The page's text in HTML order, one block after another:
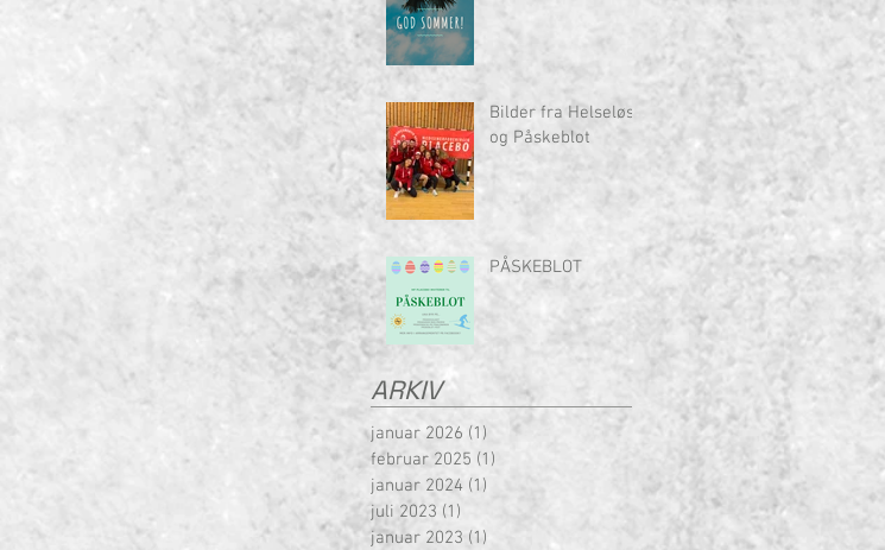
Bilder fra Helseløs
og Påskeblot
PÅSKEBLOT
ARKIV
januar 2026 (1) 1 innlegg
februar 2025 (1)
januar 2024 (1)
juli 2023 (1)
januar 2023 (1)